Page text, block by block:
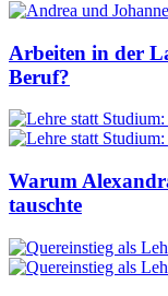
Arbeiten in der
Beruf?
Warum
tauschte